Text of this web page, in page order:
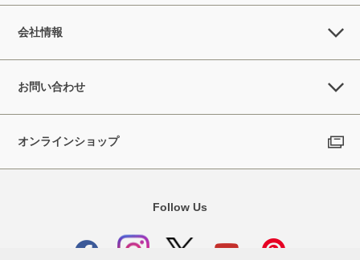
会社情報
お問い合わせ
オンラインショップ
Follow Us